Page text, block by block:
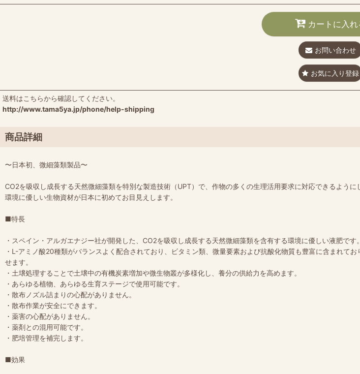
カートに入れ
お問い合わせ
お気に入り登録
送料はこちらから確認してください。
http://www.tama5ya.jp/phone/help-shipping
商品詳細
〜日本初、微細藻類製品〜
CO2を吸収し成長する天然微細藻類を特別な製造技術（UPT）で、作物の多くの生理活用要求に対応できるように
環境に優しい生物資材が日本に初めてお目見えします。
■特長
・スペイン・アルガエナジー社が開発した、CO2を吸収し成長する天然微細藻類を含有する環境に優しい液肥です。
・L-アミノ酸20種類がバランスよく配合されており、ビタミン類、微量要素および抗酸化物質も豊富に含まれて
せます。
・土壌処理することで土壌中の有機炭素増加や微生物叢が多様化し、養分の供給力を高めます。
・あらゆる植物、あらゆる生育ステージで使用可能です。
・散布ノズル詰まりの心配がありません。
・散布作業が安全にできます。
・薬害の心配がありません。
・薬剤との混用可能です。
・肥培管理を補完します。
■効果